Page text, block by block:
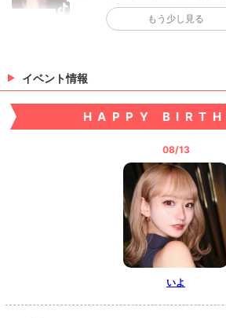
ック🧸💓 ・TikTok ・Instagram
（07/15 17:11） もう少し見る
イベント情報
HAPPY
08/13
いよ